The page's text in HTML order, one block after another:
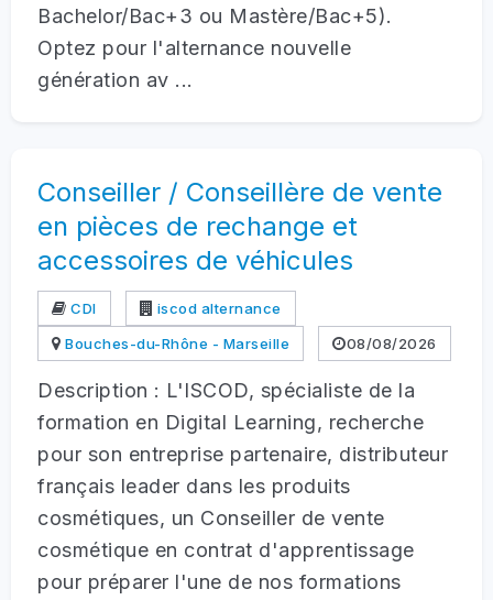
Bachelor/Bac+3 ou Mastère/Bac+5).
Optez pour l'alternance nouvelle
génération av ...
Conseiller / Conseillère de vente
en pièces de rechange et
accessoires de véhicules
CDI
iscod alternance
Bouches-du-Rhône - Marseille
08/08/2026
Description : L'ISCOD, spécialiste de la
formation en Digital Learning, recherche
pour son entreprise partenaire, distributeur
français leader dans les produits
cosmétiques, un Conseiller de vente
cosmétique en contrat d'apprentissage
pour préparer l'une de nos formations